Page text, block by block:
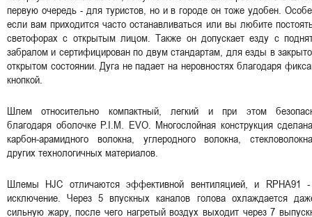
первую очередь - для туристов, но и в городе он тоже удобен.
если вам приходится часто останавливаться или вы любите
светофорах с открытым лицом. Также он допускает езду с
забралом и сертифицирован по двум стандартам, для езды в
открытом состоянии. Дуга не падает на неровностях благодаря
кнопкой.
Шлем относительно компактный, легкий и при этом
благодаря оболочке P.I.M. EVO. Многослойная конструкция
карбон-арамидного волокна, углеродного волокна,
других технологичных материалов.
Шлемы HJC отличаются эффективной вентиляцией, и RPHA91
исключение. Через 5 впускных каналов голова охлаждается
сильную жару, после чего нагретый воздух выходит через 7